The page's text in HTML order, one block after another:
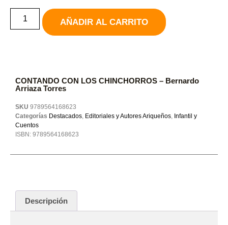
AÑADIR AL CARRITO
CONTANDO CON LOS CHINCHORROS – Bernardo
Arriaza Torres
SKU 9789564168623
Categorías Destacados Editoriales y Autores Ariqueños Infantil y
Cuentos
ISBN: 9789564168623
Descripción